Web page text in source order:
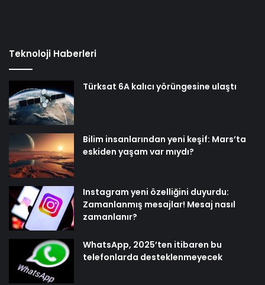
Teknoloji Haberleri
Türksat 6A kalıcı yörüngesine ulaştı
Bilim insanlarından yeni keşif: Mars’ta
eskiden yaşam var mıydı?
Instagram yeni özelliğini duyurdu:
Zamanlanmış mesajlar! Mesaj nasıl
zamanlanır?
WhatsApp, 2025’ten itibaren bu
telefonlarda desteklenmeyecek